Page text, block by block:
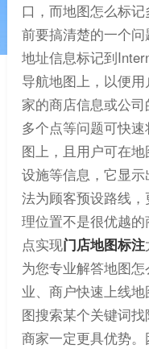
口，而地图怎么标
前要搞清楚的一个
地址信息标记到
导航地图上，以便
家的商店信息或公
多个点等问题可快
图上，且用户可在地
设施等信息，它显
法为顾客预设路线
理位置不是很优越
点实现门店地图标注
为您专业解答地图
业、商户快速上线
图搜索某个关键词
商家一定更具优势